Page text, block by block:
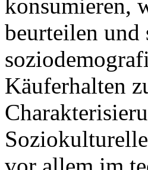
konsumieren,
beurteilen und
Käuferhalten